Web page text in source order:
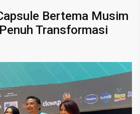
Bertema Musim
Transformasi